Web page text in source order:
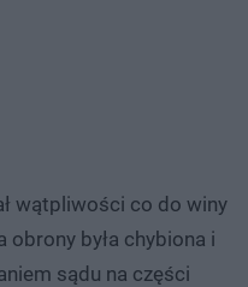
wątpliwości co do winy
obrony była chybiona i
sądu na części